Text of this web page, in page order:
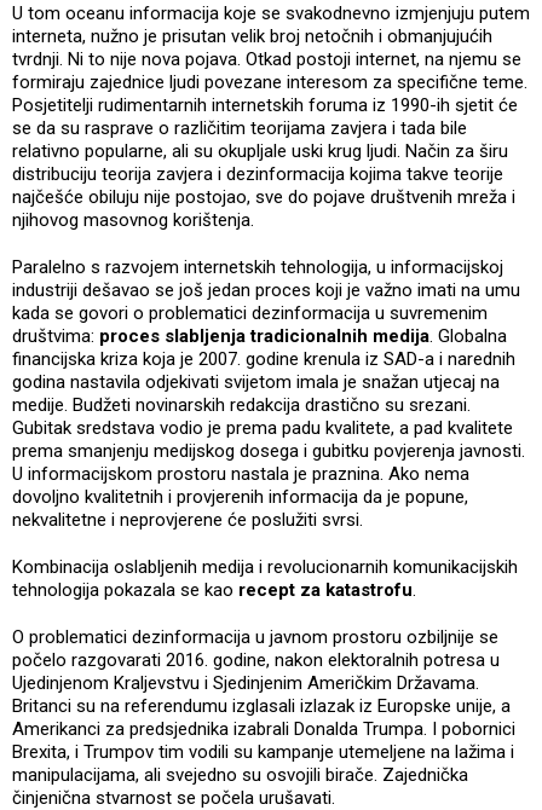
U tom oceanu informacija koje se svakodnevno izmjenjuju putem
interneta, nužno je prisutan velik broj netočnih i obmanjujućih
tvrdnji. Ni to nije nova pojava. Otkad postoji internet, na njemu se
formiraju zajednice ljudi povezane interesom za specifične teme.
Posjetitelji rudimentarnih internetskih foruma iz 1990-ih sjetit će
se da su rasprave o različitim teorijama zavjera i tada bile
relativno popularne, ali su okupljale uski krug ljudi. Način za širu
distribuciju teorija zavjera i dezinformacija kojima takve teorije
najčešće obiluju nije postojao, sve do pojave društvenih mreža i
njihovog masovnog korištenja.
Paralelno s razvojem internetskih tehnologija, u informacijskoj
industriji dešavao se još jedan proces koji je važno imati na umu
kada se govori o problematici dezinformacija u suvremenim
društvima: proces slabljenja tradicionalnih medija. Globalna
financijska kriza koja je 2007. godine krenula iz SAD-a i narednih
godina nastavila odjekivati svijetom imala je snažan utjecaj na
medije. Budžeti novinarskih redakcija drastično su srezani.
Gubitak sredstava vodio je prema padu kvalitete, a pad kvalitete
prema smanjenju medijskog dosega i gubitku povjerenja javnosti.
U informacijskom prostoru nastala je praznina. Ako nema
dovoljno kvalitetnih i provjerenih informacija da je popune,
nekvalitetne i neprovjerene će poslužiti svrsi.
Kombinacija oslabljenih medija i revolucionarnih komunikacijskih
tehnologija pokazala se kao recept za katastrofu.
O problematici dezinformacija u javnom prostoru ozbiljnije se
počelo razgovarati 2016. godine, nakon elektoralnih potresa u
Ujedinjenom Kraljevstvu i Sjedinjenim Američkim Državama.
Britanci su na referendumu izglasali izlazak iz Europske unije, a
Amerikanci za predsjednika izabrali Donalda Trumpa. I pobornici
Brexita, i Trumpov tim vodili su kampanje utemeljene na lažima i
manipulacijama, ali svejedno su osvojili birače. Zajednička
činjenična stvarnost se počela urušavati.